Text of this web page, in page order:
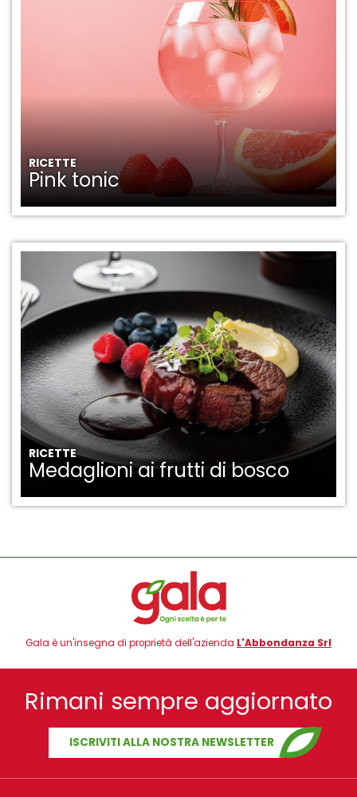
RICETTE
Pink tonic
RICETTE
Medaglioni ai frutti di bosco